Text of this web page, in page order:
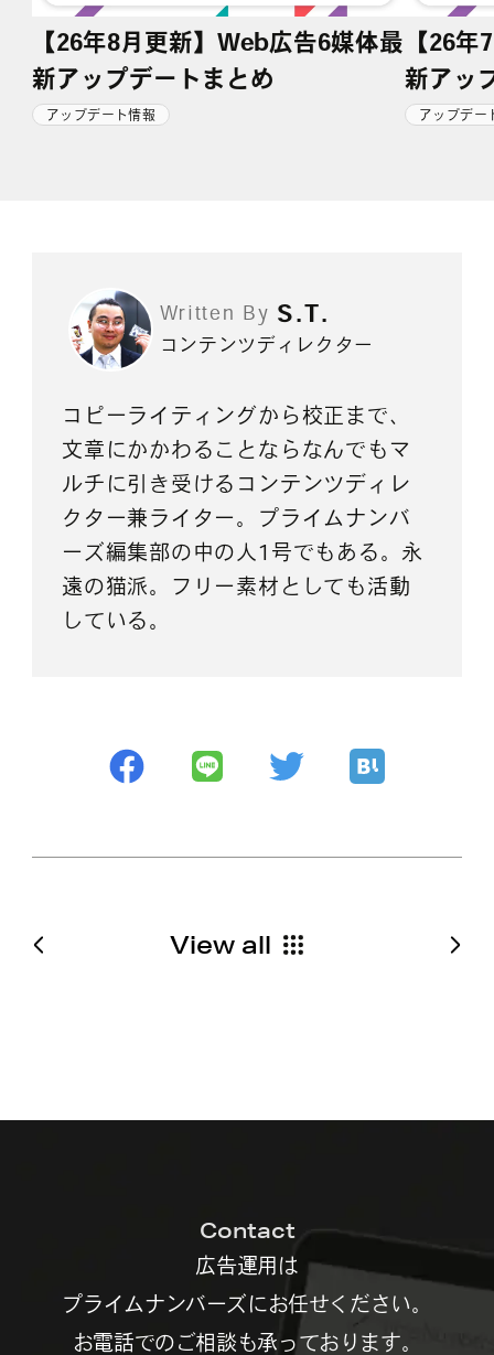
【26年8月更新】Web広告6媒体最
新アップデートまとめ
アップデート情報
【26
新アッ
アップデー
Written By S.T.
コンテンツディレクター
コピーライティングから校正まで、
文章にかかわることならなんでもマ
ルチに引き受けるコンテンツディレ
クター兼ライター。プライムナンバ
ーズ編集部の中の人1号でもある。永
遠の猫派。フリー素材としても活動
している。
View all
Contact
広告運用は
プライムナンバーズにお任せください。
お電話でのご相談も承っております。